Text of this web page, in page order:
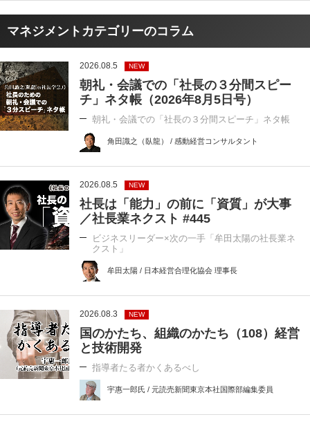
マネジメントカテゴリーのコラム
2026.08.5 NEW
朝礼・会議での「社長の３分間スピー
チ」ネタ帳（2026年8月5日号）
朝礼・会議での「社長の３分間スピーチ」ネタ帳
角田識之（臥龍） / 感動経営コンサルタント
2026.08.5 NEW
社長は「能力」の前に「資質」が大事
／社長業ネクスト #445
ビジネスリーダー×次の一手「牟田太陽の社長業ネ
クスト」
牟田太陽 / 日本経営合理化協会 理事長
2026.08.3 NEW
国のかたち、組織のかたち（108）経営
と技術開発
指導者たる者かくあるべし
宇惠一郎氏 / 元読売新聞東京本社国際部編集委員